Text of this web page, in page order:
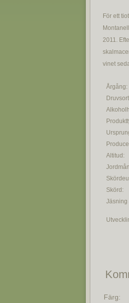
För ett
2011.
vinet
Årgång:
Altitud:
Skörd:
Jäsning
Färg: